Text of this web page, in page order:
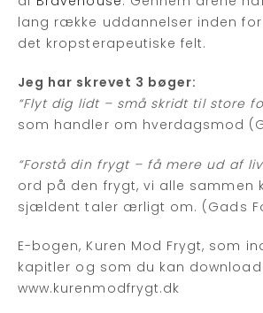
lang række uddannelser inden
det kropsterapeutiske felt.
Jeg har skrevet 3 bøger:
“Flyt dig lidt – små skridt til store
som handler om hverdagsmod
“Forstå din frygt – få mere ud af
ord på den frygt, vi alle sammen
sjældent taler ærligt om. (Gads
E-bogen, Kuren Mod Frygt, som
kapitler og som du kan
www.kurenmodfrygt.dk